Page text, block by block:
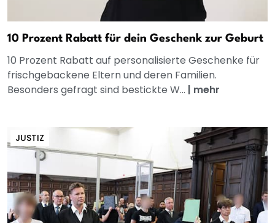
10 Prozent Rabatt für dein Geschenk zur Geburt
10 Prozent Rabatt auf personalisierte Geschenke für
frischgebackene Eltern und deren Familien.
Besonders gefragt sind bestickte W... | mehr
JUSTIZ